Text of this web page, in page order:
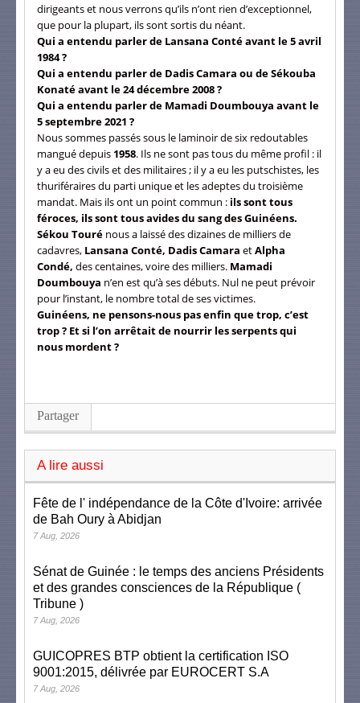
dirigeants et nous verrons qu’ils n’ont rien d’exceptionnel,
que pour la plupart, ils sont sortis du néant.
Qui a entendu parler de Lansana Conté avant le 5 avril
1984 ?
Qui a entendu parler de Dadis Camara ou de Sékouba
Konaté avant le 24 décembre 2008 ?
Qui a entendu parler de Mamadi Doumbouya avant le
5 septembre 2021 ?
Nous sommes passés sous le laminoir de six redoutables
mangué depuis 1958. Ils ne sont pas tous du même profil : il
y a eu des civils et des militaires ; il y a eu les putschistes, les
thuriféraires du parti unique et les adeptes du troisième
mandat. Mais ils ont un point commun : ils sont tous
féroces, ils sont tous avides du sang des Guinéens.
Sékou Touré nous a laissé des dizaines de milliers de
cadavres, Lansana Conté, Dadis Camara etAlpha
Condé, des centaines, voire des milliers. Mamadi
Doumbouya n’en est qu’à ses débuts. Nul ne peut prévoir
pour l’instant, le nombre total de ses victimes.
Guinéens, ne pensons-nous pas enfin que trop, c’est
trop ? Et si l’on arrêtait de nourrir les serpents qui
nous mordent ?
Partager
A lire aussi
Fête de l' indépendance de la Côte d'Ivoire: arrivée
de Bah Oury à Abidjan
7 Aug, 2026
Sénat de Guinée : le temps des anciens Présidents
et des grandes consciences de la République (
Tribune )
7 Aug, 2026
GUICOPRES BTP obtient la certification ISO
9001:2015, délivrée par EUROCERT S.A
7 Aug, 2026